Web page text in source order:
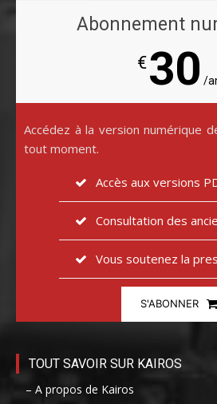
Abonnement
€30 /
Accédez à la version numérique
tout moment.
Accès aux versions
Consultation des
Vous soutenez la
S'ABONNER
TOUT SAVOIR SUR KAIROS
– A propos de Kairos